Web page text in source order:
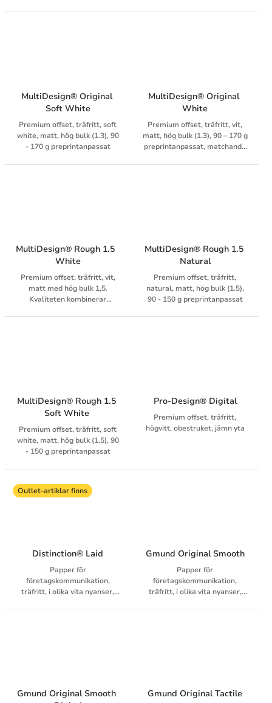
MultiDesign® Original
Soft White
Premium offset, träfritt, soft
white, matt, hög bulk (1.3), 90
- 170 g preprintanpassat
MultiDesign® Original
White
Premium offset, träfritt, vit,
matt, hög bulk (1.3), 90 – 170 g
preprintanpassat, matchande
MultiDesign® Rough 1.5
White
Premium offset, träfritt, vit,
matt med hög bulk 1,5.
Kvaliteten kombinerar
MultiDesign® Rough 1.5
Natural
Premium offset, träfritt,
natural, matt, hög bulk (1.5),
90 - 150 g preprintanpassat
MultiDesign® Rough 1.5
Soft White
Premium offset, träfritt, soft
white, matt, hög bulk (1.5), 90
- 150 g preprintanpassat
Pro-Design® Digital
Premium offset, träfritt,
högvitt, obestruket, jämn yta
Outlet-artiklar finns
Distinction® Laid
Papper för
företagskommunikation,
träfritt, i olika vita nyanser,
Gmund Original Smooth
Papper för
företagskommunikation,
träfritt, i olika vita nyanser,
Gmund Original Smooth
Gmund Original Tactile